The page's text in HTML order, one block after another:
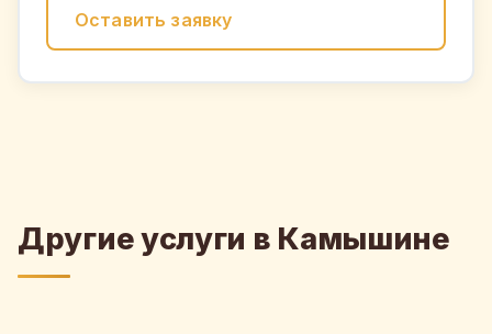
Оставить заявку
Другие услуги в Камышине